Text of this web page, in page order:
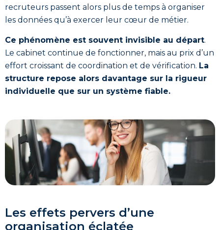
recruteurs passent alors plus de temps à organiser
les données qu’à exercer leur cœur de métier.
Ce phénomène est souvent invisible au départ.
Le cabinet continue de fonctionner, mais au prix d’un
effort croissant de coordination et de vérification. La
structure repose alors davantage sur la rigueur
individuelle que sur un système fiable.
Les effets pervers d’une
organisation éclatée